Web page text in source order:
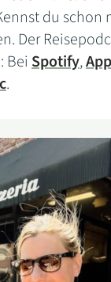
du schon
Der
Bei Spotify,
.